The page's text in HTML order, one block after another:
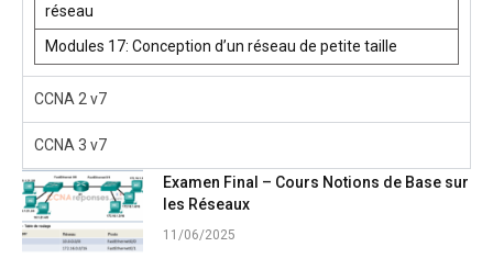
réseau
Modules 17: Conception d’un réseau de petite taille
CCNA 2 v7
CCNA 3 v7
Examen Final – Cours Notions de Base sur
les Réseaux
11/06/2025